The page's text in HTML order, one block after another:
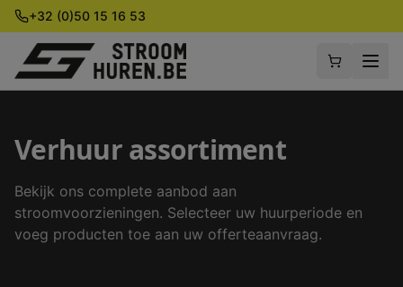
+32 (0)50 15 16 53
Verhuur assortiment
Bekijk ons complete aanbod aan
stroomvoorzieningen. Selecteer uw huurperiode en
voeg producten toe aan uw offerteaanvraag.